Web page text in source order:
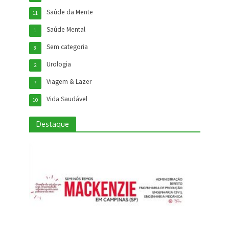
Saúde da Mente
11
Saúde Mental
1
Sem categoria
8
Urologia
2
Viagem & Lazer
7
Vida Saudável
10
Destaque